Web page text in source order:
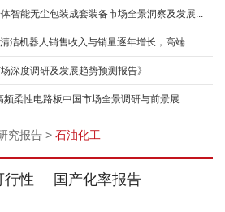
智能无尘包装成套装备市场全景洞察及发展...
洁机器人销售收入与销量逐年增长，高端...
深度调研及发展趋势预测报告》
频柔性电路板中国市场全景调研与前景展...
究报告 > 石油化工
行性 国产化率报告